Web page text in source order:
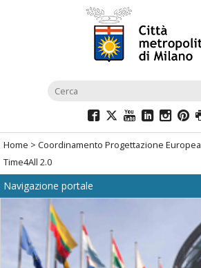
navigazione
menù
di
navigazione
interna
Salta
al
contenuto
Home > Coordinamento Progettazione Europea
Time4All 2.0
Navigazione portale